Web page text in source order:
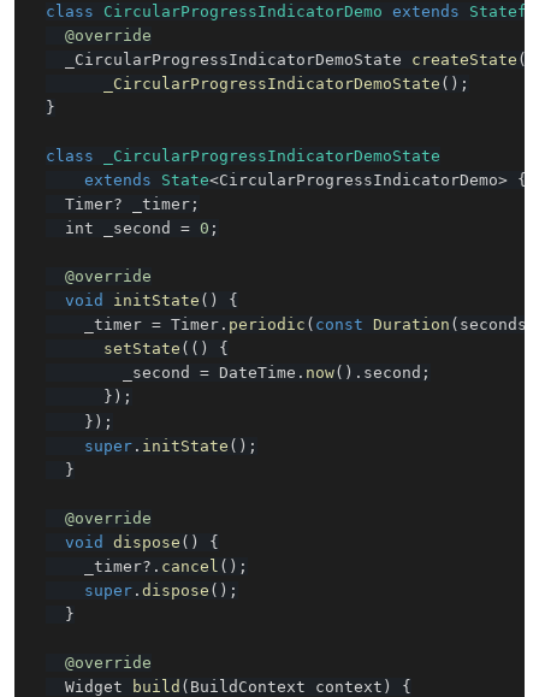
class CircularProgressIndicatorDemo extends
@override
  _CircularProgressIndicatorDemoState
createState (
_CircularProgressIndicatorDemoState ( ) ;
}
class
_CircularProgressIndicatorDemoState
extends
State<CircularProgressIndicatorDemo> {
  Timer
? _timer ;
  int _second
= 0 ;
@override
void
initState ( )
{
    _timer
= Timer . periodic ( const Duration ( seconds
setState ( ( )
{
        _second
= DateTime . now( ) . second ;
} ) ;
} ) ;
super . initState ( ) ;
}
@override
void
dispose ( )
{
    _timer
? . cancel ( ) ;
super . dispose ( ) ;
}
@override
  Widget
build ( BuildContext context )
{